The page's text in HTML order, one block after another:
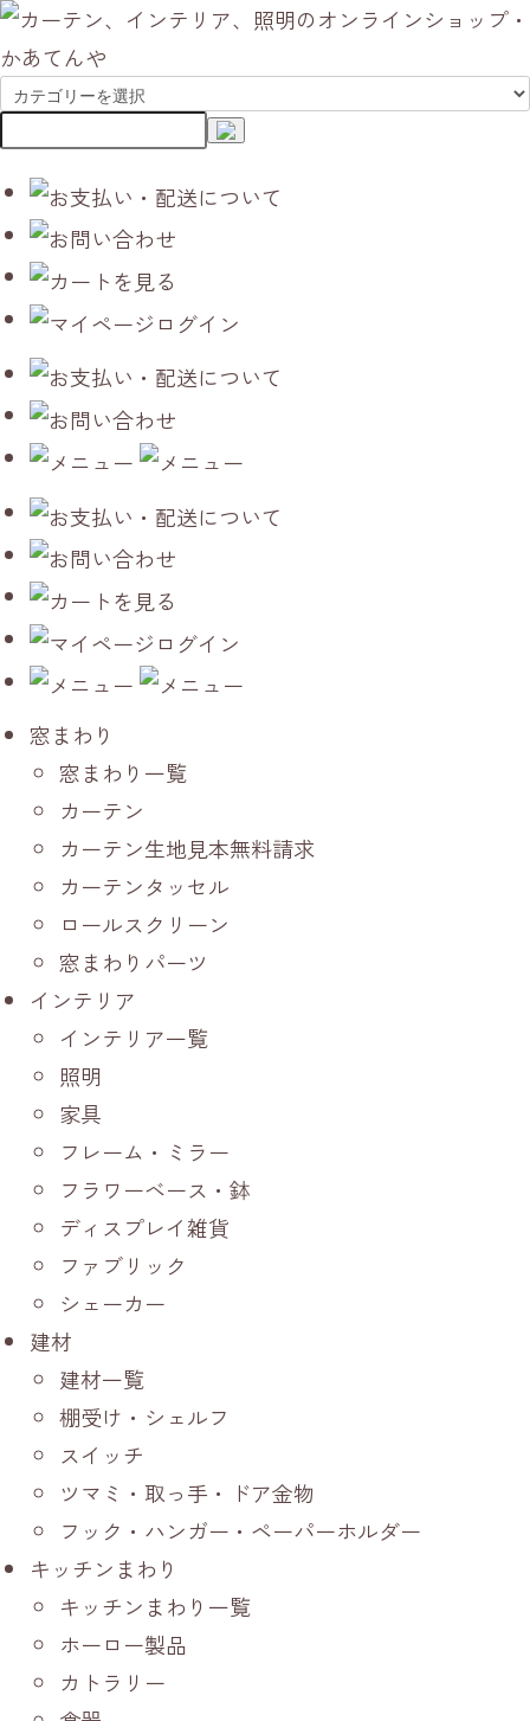
窓まわり
窓まわり一覧
カーテン
カーテン生地見本無料請求
カーテンタッセル
ロールスクリーン
窓まわりパーツ
インテリア
インテリア一覧
照明
家具
フレーム・ミラー
フラワーベース・鉢
ディスプレイ雑貨
ファブリック
シェーカー
建材
建材一覧
棚受け・シェルフ
スイッチ
ツマミ・取っ手・ドア金物
フック・ハンガー・ペーパーホルダー
キッチンまわり
キッチンまわり一覧
ホーロー製品
カトラリー